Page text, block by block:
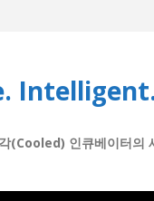
(Cooled) 인큐베이터